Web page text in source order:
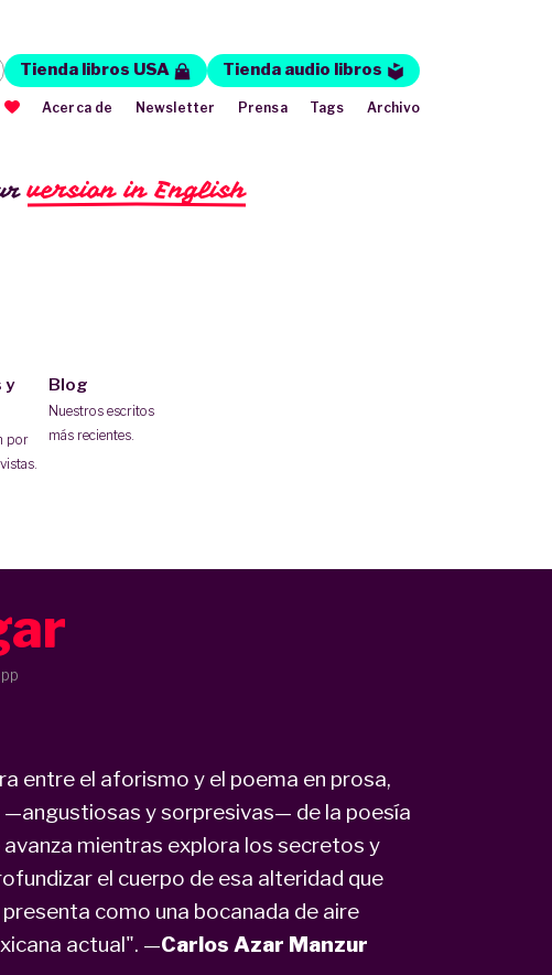
version in English
y
por
Blog
Nuestros escritos
más recientes.
Tienda libros USA
Tienda audio libros
Acerca de Newsletter Prensa Tags Archivo
entre el aforismo y el poema en prosa,
y sorpresivas— de la poesía
mientras explora los secretos y
el cuerpo de esa alteridad que
como una bocanada de aire
actual". —Carlos Azar Manzur